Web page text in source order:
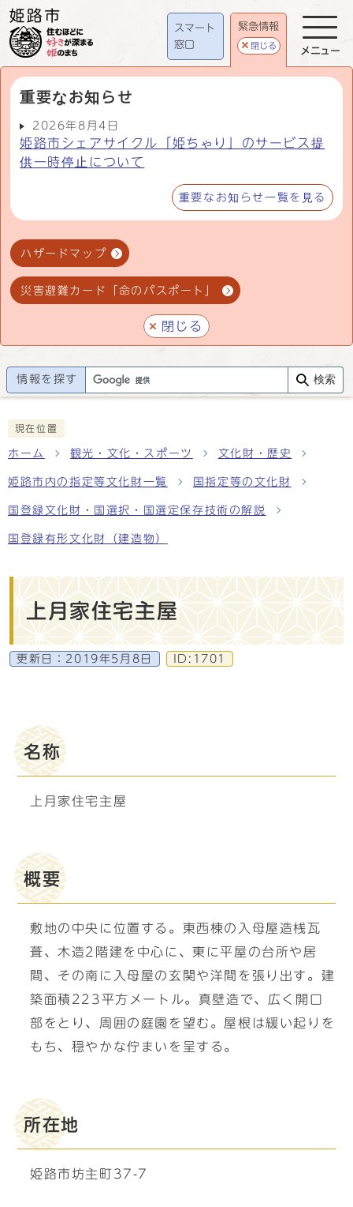
スマート
窓口
緊急情報
閉じる
重要なお知らせ
2026年8月4日
姫路市シェアサイクル「姫ちゃり」のサービス提
供一時停止について
重要なお知らせ一覧を見る
ハザードマップ
災害避難カード「命のパスポート」
閉じる
メニュー
情報を探す 検索
現在位置
ホーム 観光・文化・スポーツ 文化財・歴史
姫路市内の指定等文化財一覧 国指定等の文化財
国登録文化財・国選択・国選定保存技術の解説
国登録有形文化財（建造物）
上月家住宅主屋
更新日： 2019年5月8日 ID:1701
名称
上月家住宅主屋
概要
敷地の中央に位置する。東西棟の入母屋造桟瓦
葺、木造2階建を中心に、東に平屋の台所や居
間、その南に入母屋の玄関や洋間を張り出す。建
築面積223平方メートル。真壁造で、広く開口
部をとり、周囲の庭園を望む。屋根は緩い起りを
もち、穏やかな佇まいを呈する。
所在地
姫路市坊主町37-7